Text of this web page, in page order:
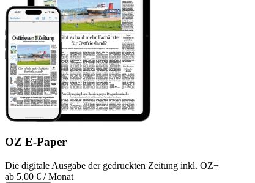
OZ E-Paper
Die digitale Ausgabe der gedruckten Zeitung inkl. OZ+
ab 5,00 € / Monat